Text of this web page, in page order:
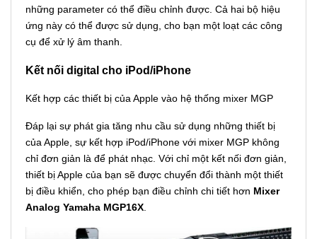
những parameter có thể điều chỉnh được. Cả hai bộ hiệu
ứng này có thể được sử dụng, cho bạn một loạt các công
cụ để xử lý âm thanh.
Kết nối digital cho iPod/iPhone
Kết hợp các thiết bị của Apple vào hệ thống mixer MGP
Đáp lại sự phát gia tăng nhu cầu sử dụng những thiết bị
của Apple, sự kết hợp iPod/iPhone với mixer MGP không
chỉ đơn giản là để phát nhạc. Với chỉ một kết nối đơn giản,
thiết bị Apple của bạn sẽ được chuyển đổi thành một thiết
bị điều khiển, cho phép bạn điều chỉnh chi tiết hơn Mixer
Analog Yamaha MGP16X